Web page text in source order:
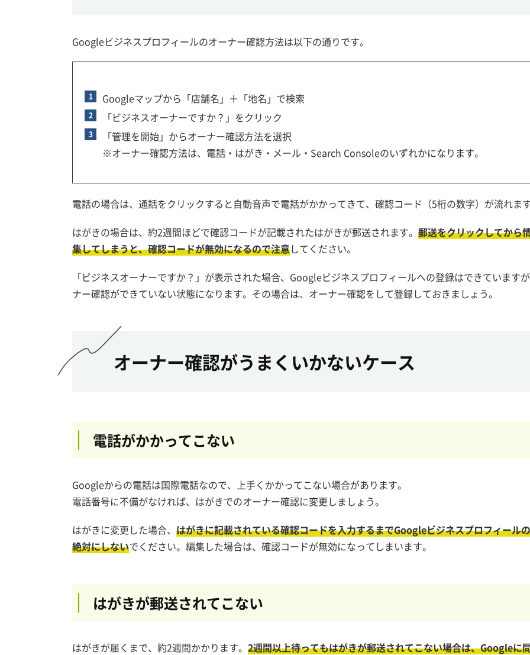
Googleビジネスプロフィールのオーナー確認方法は以下の通りです。
Googleマップから「店舗名」＋「地名」で検索
「ビジネスオーナーですか？」をクリック
「管理を開始」からオーナー確認方法を選択
※オーナー確認方法は、電話・はがき・メール・Search Consoleのいずれかになります。
電話の場合は、通話をクリックすると自動音声で電話がかかってきて、確認コード（5桁の数字）が流れま
はがきの場合は、約2週間ほどで確認コードが記載されたはがきが郵送されます。 郵送をクリックしてから
集してしまうと、確認コードが無効になるので注意してください。
「ビジネスオーナーですか？」が表示された場合、Googleビジネスプロフィールへの登録はできています
ナー確認ができていない状態になります。その場合は、オーナー確認をして登録しておきましょう。
オーナー確認がうまくいかないケース
電話がかかってこない
Googleからの電話は国際電話なので、上手くかかってこない場合があります。
電話番号に不備がなければ、はがきでのオーナー確認に変更しましょう。
はがきに変更した場合、 はがきに記載されている確認コードを入力するまでGoogleビジネスプロフィール
絶対にしないでください。編集した場合は、確認コードが無効になってしまいます。
はがきが郵送されてこない
はがきが届くまで、約2週間かかります。 2週間以上待ってもはがきが郵送されてこない場合は、Googleに